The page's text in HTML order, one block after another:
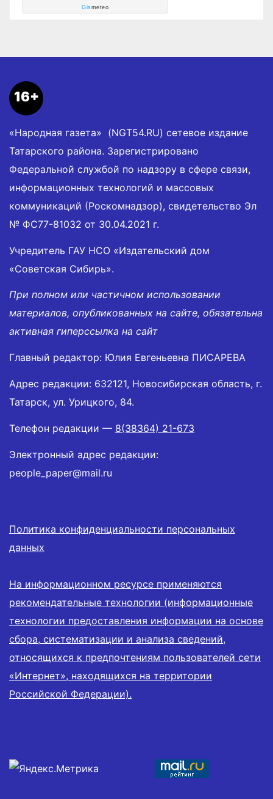
Gismeteo
16+
«Народная газета» (NGT54.RU) сетевое издание
Татарского района. Зарегистрировано
Федеральной службой по надзору в сфере связи,
информационных технологий и массовых
коммуникаций (Роскомнадзор), свидетельство Эл
№ ФС77-81032 от 30.04.2021 г.
Учредитель ГАУ НСО «Издательский дом
«Советская Сибирь».
При полном или частичном использовании
материалов, опубликованных на сайте, обязательна
активная гиперссылка на сайт
Главный редактор: Юлия Евгеньевна ПИСАРЕВА
Адрес редакции: 632121, Новосибирская область, г.
Татарск, ул. Урицкого, 84.
Телефон редакции — 8(38364) 21-673
Электронный адрес редакции:
people_paper@mail.ru
Политика конфиденциальности персональных
данных
На информационном ресурсе применяются
рекомендательные технологии (информационные
технологии предоставления информации на основе
сбора, систематизации и анализа сведений,
относящихся к предпочтениям пользователей сети
«Интернет», находящихся на территории
Российской Федерации).